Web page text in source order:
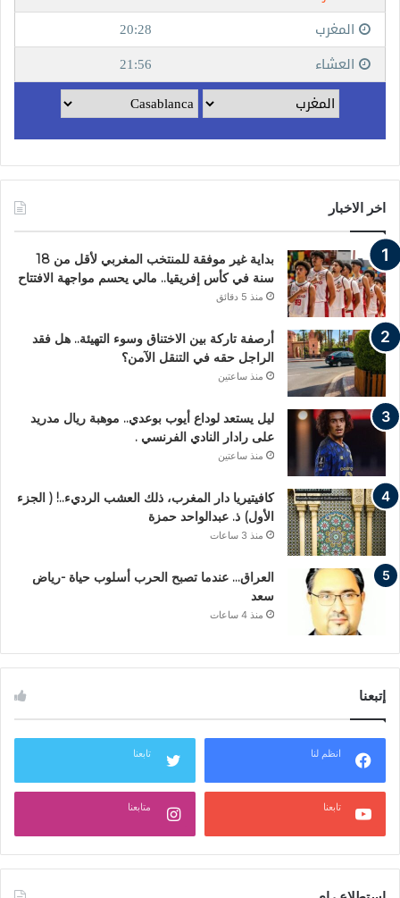
اخر الاخبار
بداية غير موفقة للمنتخب المغربي لأقل من 18
سنة في كأس إفريقيا.. مالي يحسم مواجهة الافتتاح
منذ 5 دقائق
أرصفة تاركة بين الاختناق وسوء التهيئة.. هل فقد
الراجل حقه في التنقل الآمن؟
منذ ساعتين
ليل يستعد لوداع أيوب بوعدي.. موهبة ريال مدريد
على رادار النادي الفرنسي .
منذ ساعتين
كافيتيريا دار المغرب، ذلك العشب الرديء..! ( الجزء
الأول) ذ. عبدالواحد حمزة
منذ 3 ساعات
العراق… عندما تصبح الحرب أسلوب حياة -رياض
سعد
منذ 4 ساعات
إتبعنا
انظم لنا تابعنا
تابعنا متابعنا